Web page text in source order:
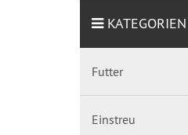
KATEGORIEN
Futter
Einstreu